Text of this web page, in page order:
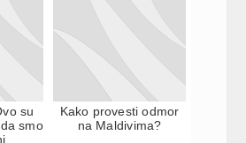
su
smo
Kako provesti odmor
na Maldivima?